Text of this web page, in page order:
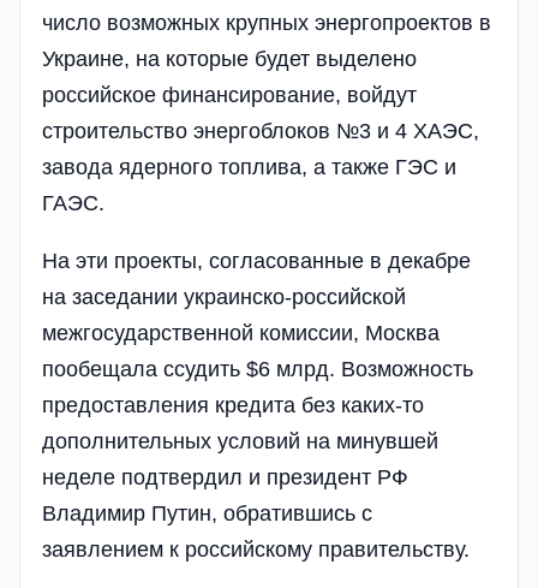
число возможных крупных энергопроектов в
Украине, на которые будет выделено
российское финансирование, войдут
строительство энергоблоков №3 и 4 ХАЭС,
завода ядерного топлива, а также ГЭС и
ГАЭС.
На эти проекты, согласованные в декабре
на заседании украинско-российской
межгосударственной комиссии, Москва
пообещала ссудить $6 млрд. Возможность
предоставления кредита без каких-то
дополнительных условий на минувшей
неделе подтвердил и президент РФ
Владимир Путин, обратившись с
заявлением к российскому правительству.